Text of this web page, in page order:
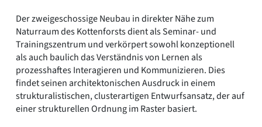
Der zweigeschossige Neubau in direkter Nähe zum
Naturraum des Kottenforsts dient als Seminar- und
Trainingszentrum und verkörpert sowohl konzeptionell
als auch baulich das Verständnis von Lernen als
prozesshaftes Interagieren und Kommunizieren. Dies
findet seinen architektonischen Ausdruck in einem
strukturalistischen, clusterartigen Entwurfsansatz, der auf
einer strukturellen Ordnung im Raster basiert.